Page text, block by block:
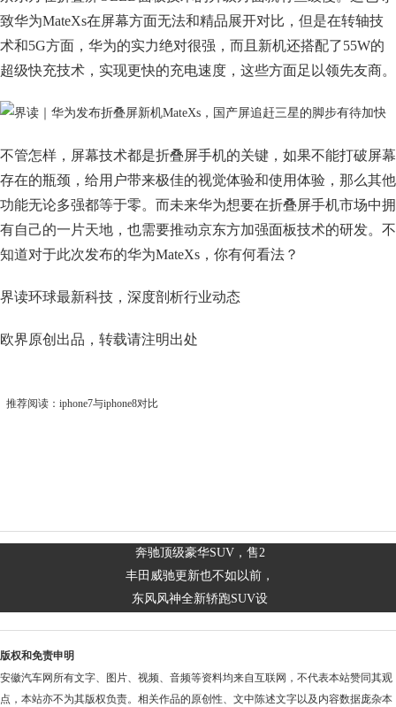
致华为MateXs在屏幕方面无法和精品展开对比，但是在转轴技
术和5G方面，华为的实力绝对很强，而且新机还搭配了55W的
超级快充技术，实现更快的充电速度，这些方面足以领先友商。
不管怎样，屏幕技术都是折叠屏手机的关键，如果不能打破屏幕
存在的瓶颈，给用户带来极佳的视觉体验和使用体验，那么其他
功能无论多强都等于零。而未来华为想要在折叠屏手机市场中拥
有自己的一片天地，也需要推动京东方加强面板技术的研发。不
知道对于此次发布的华为MateXs，你有何看法？
界读环球最新科技，深度剖析行业动态
欧界原创出品，转载请注明出处
推荐阅读： iphone7与iphone8对比
奔驰顶级豪华SUV，售2
丰田威驰更新也不如以前，
东风风神全新轿跑SUV设
版权和免责申明
安徽汽车网所有文字、图片、视频、音频等资料均来自互联网，不代表本站赞同其观
点，本站亦不为其版权负责。相关作品的原创性、文中陈述文字以及内容数据庞杂本